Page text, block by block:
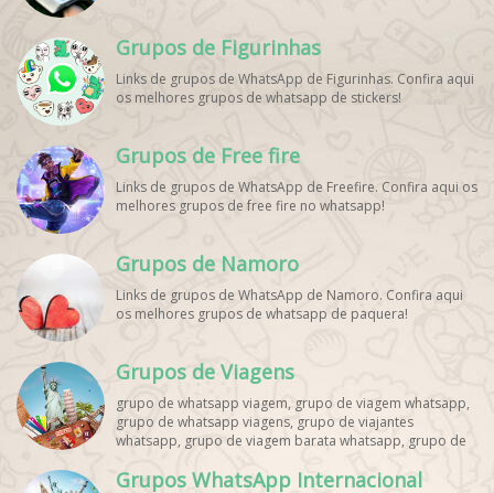
Grupos de Figurinhas
Links de grupos de WhatsApp de Figurinhas. Confira aqui
os melhores grupos de whatsapp de stickers!
Grupos de Free fire
Links de grupos de WhatsApp de Freefire. Confira aqui os
melhores grupos de free fire no whatsapp!
Grupos de Namoro
Links de grupos de WhatsApp de Namoro. Confira aqui
os melhores grupos de whatsapp de paquera!
Grupos de Viagens
grupo de whatsapp viagem, grupo de viagem whatsapp,
grupo de whatsapp viagens, grupo de viajantes
whatsapp, grupo de viagem barata whatsapp, grupo de
grupo de excursão whatsapp, grupo de viagem em
Grupos WhatsApp Internacional